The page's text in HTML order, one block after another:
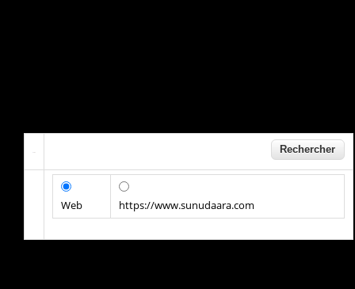
Web https://www.sunudaara.com